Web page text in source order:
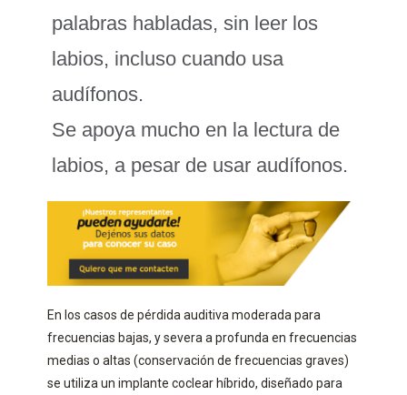
palabras habladas, sin leer los
labios, incluso cuando usa
audífonos.
Se apoya mucho en la lectura de
labios, a pesar de usar audífonos.
En los casos de pérdida auditiva moderada para
frecuencias bajas, y severa a profunda en frecuencias
medias o altas (conservación de frecuencias graves)
se utiliza un implante coclear híbrido, diseñado para